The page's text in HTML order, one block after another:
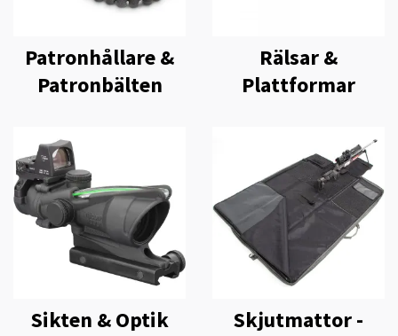
Patronhållare &
Patronbälten
Rälsar &
Plattformar
Sikten & Optik
Skjutmattor -